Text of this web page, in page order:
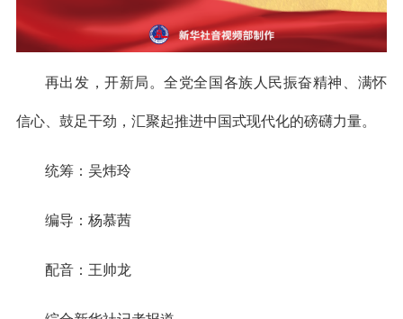
再出发，开新局。全党全国各族人民振奋精神、满怀
信心、鼓足干劲，汇聚起推进中国式现代化的磅礴力量。
统筹：吴炜玲
编导：杨慕茜
配音：王帅龙